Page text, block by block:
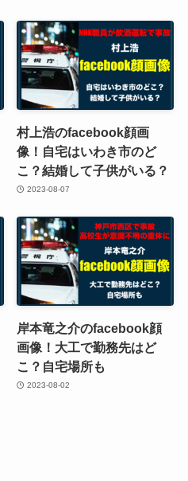
村上浩のfacebook顔画
像！自宅はいわき市のど
こ？結婚して子供がいる？
2023-08-07
岸本竜之介のfacebook顔
画像！大工で勤務先はど
こ？自宅場所も
2023-08-02